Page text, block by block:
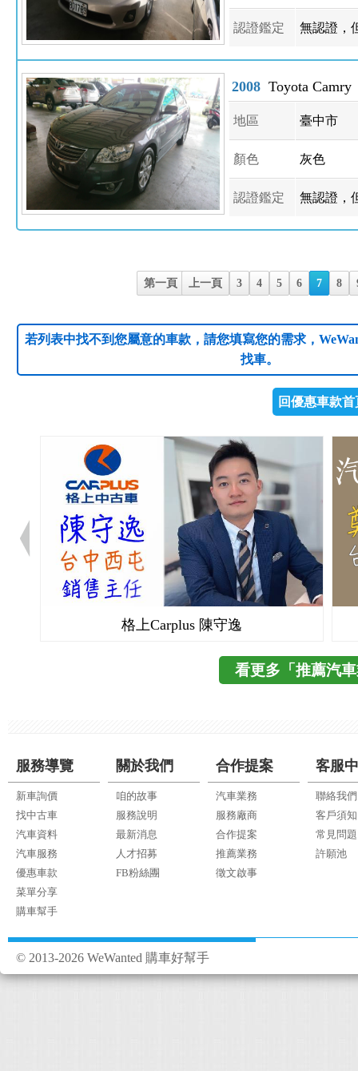
認證鑑定 無認證，
2008 Toyota Camry
地區 臺中市
顏色 灰色
認證鑑定 無認證，
第一頁 上一頁 3 4 5 6 7 8
若列表中找不到您屬意的車款，請您填寫您的需求，
找車。
回優惠車款首
格上Carplus 陳守逸
看更多「推薦汽
服務導覽
新車詢價
找中古車
汽車資料
汽車服務
優惠車款
菜單分享
購車幫手
關於我們
咱的故事
服務說明
最新消息
人才招募
FB粉絲團
合作提案
汽車業務
服務廠商
合作提案
推薦業務
徵文啟事
客服
聯絡我們
客戶須知
常見問題
許願池
© 2013-2026 WeWanted 購車好幫手